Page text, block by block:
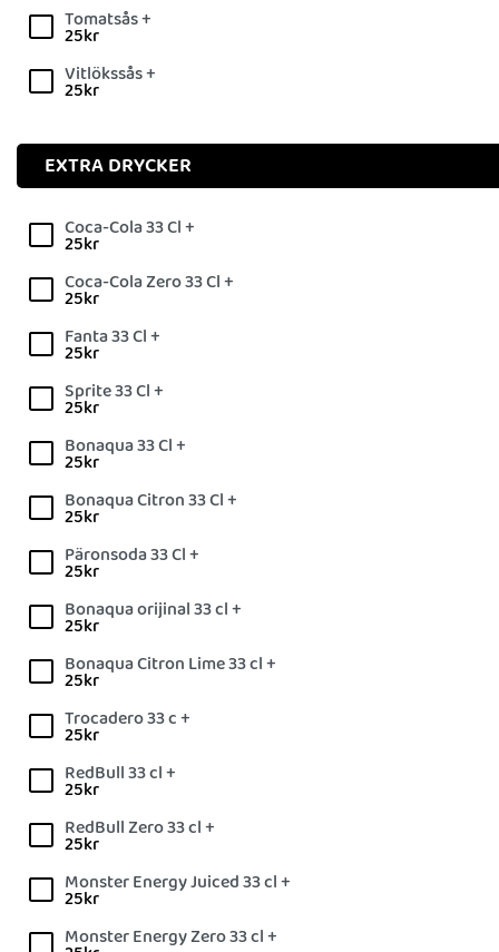
Tomatsås +
25kr
Vitlökssås +
25kr
EXTRA DRYCKER
Coca-Cola 33 Cl +
25kr
Coca-Cola Zero 33 Cl +
25kr
Fanta 33 Cl +
25kr
Sprite 33 Cl +
25kr
Bonaqua 33 Cl +
25kr
Bonaqua Citron 33 Cl +
25kr
Päronsoda 33 Cl +
25kr
Bonaqua orijinal 33 cl +
25kr
Bonaqua Citron Lime 33 cl +
25kr
Trocadero 33 c +
25kr
RedBull 33 cl +
25kr
RedBull Zero 33 cl +
25kr
Monster Energy Juiced 33 cl +
25kr
Monster Energy Zero 33 cl +